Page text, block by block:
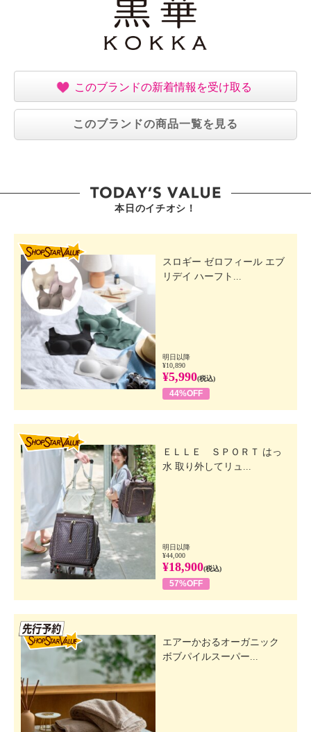
このブランドの新着情報を受け取る
このブランドの商品一覧を見る
本日のイチオシ！
スロギー ゼロフィール エブ
リデイ ハーフト...
明日以降
¥10,890
¥5,990(税込)
44%OFF
ＥＬＬＥ ＳＰＯＲＴ はっ
水 取り外してリュ...
明日以降
¥44,000
¥18,900(税込)
57%OFF
エアーかおるオーガニック
ボブパイルスーパー...